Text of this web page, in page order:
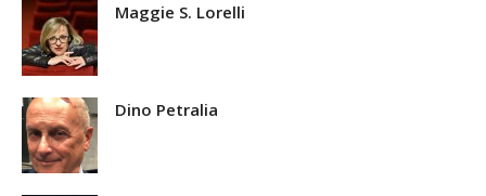
Maggie S. Lorelli
Dino Petralia